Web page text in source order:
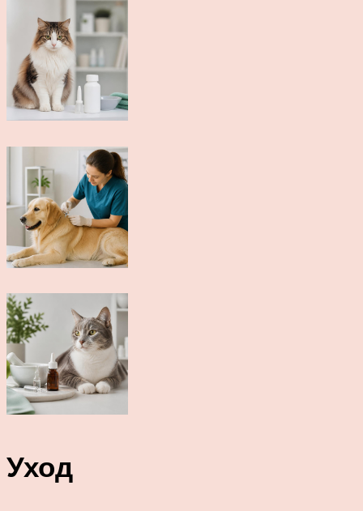
Уход